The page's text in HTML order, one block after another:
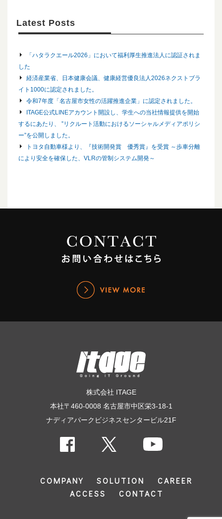
Latest Posts
「ハタラクエール2026」において福利厚生推進法人に認証されま
した
経済産業省、日本健康会議、健康経営優良法人2026ネクストブラ
イト1000に認定されました。
令和7年度「名古屋市女性の活躍推進企業」に認定されました。
ITAGE公式LINEアカウント開設し、学生への当社情報提供を開始
するにあたり、 ”リクルート活動におけるソーシャルメディアポリシ
ー”を公開しました。
トヨタ自動車様より、『技術開発賞 優秀賞』を受賞 ～歩車分離
により安全を確保した、VLRの管制システム開発～
株式会社 ITAGE
本社〒460-0008 名古屋市中区栄3-18-1
ナディアパークビジネスセンタービル21F
COMPANY SOLUTION
CAREER
ACCESS
CONTACT